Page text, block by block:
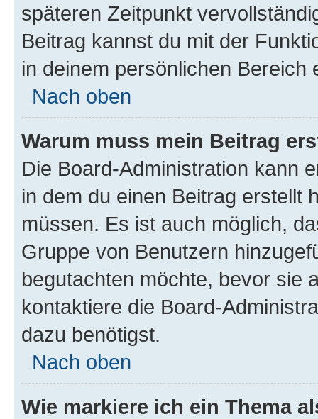
späteren Zeitpunkt
Beitrag kannst du mit der
in deinem persönlichen Bereich
Nach oben
Warum muss mein Beitrag
Die Board-Administration kann
in dem du einen Beitrag erstellt
müssen. Es ist auch möglich,
Gruppe von Benutzern
begutachten möchte, bevor sie
kontaktiere die Board-
dazu benötigst.
Nach oben
Wie markiere ich ein Thema